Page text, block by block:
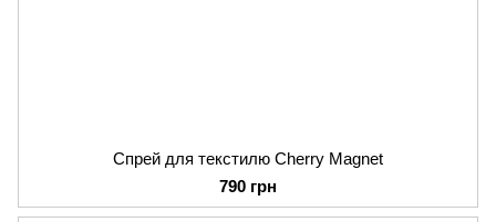
Спрей для текстилю Cherry Magnet
790 грн